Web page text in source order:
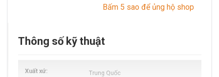
Bấm 5 sao để ủng hộ shop
Thông số kỹ thuật
Xuất xứ Trung Quốc